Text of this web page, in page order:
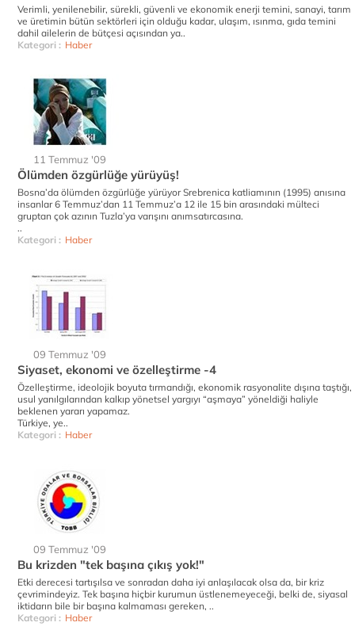
Verimli, yenilenebilir, sürekli, güvenli ve ekonomik enerji temini, sanayi, tarım
ve üretimin bütün sektörleri için olduğu kadar, ulaşım, ısınma, gıda temini
dahil ailelerin de bütçesi açısından ya..
Kategori : Haber
11 Temmuz '09
Ölümden özgürlüğe yürüyüş!
Bosna’da ölümden özgürlüğe yürüyor Srebrenica katliamının (1995) anısına
insanlar 6 Temmuz’dan 11 Temmuz’a 12 ile 15 bin arasındaki mülteci
gruptan çok azının Tuzla’ya varışını anımsatırcasına.
..
Kategori : Haber
09 Temmuz '09
Siyaset, ekonomi ve özelleştirme -4
Özelleştirme, ideolojik boyuta tırmandığı, ekonomik rasyonalite dışına taştığı,
usul yanılgılarından kalkıp yönetsel yargıyı “aşmaya” yöneldiği haliyle
beklenen yararı yapamaz.
Türkiye, ye..
Kategori : Haber
09 Temmuz '09
Bu krizden "tek başına çıkış yok!"
Etki derecesi tartışılsa ve sonradan daha iyi anlaşılacak olsa da, bir kriz
çevrimindeyiz. Tek başına hiçbir kurumun üstlenemeyeceği, belki de, siyasal
iktidarın bile bir başına kalmaması gereken, ..
Kategori : Haber